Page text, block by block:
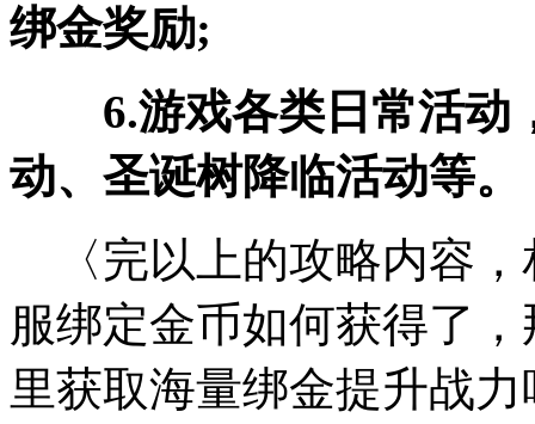
绑金奖励;
6.游戏各类日常活动
动、圣诞树降临活动等。
〈完以上的攻略内容，
服绑定金币如何获得了
里获取海量绑金提升战